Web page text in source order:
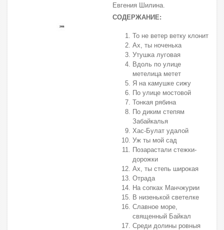
Евгения Шилина.
СОДЕРЖАНИЕ:
То не ветер ветку клонит
Ах, ты ноченька
Утушка луговая
Вдоль по улице
метелица метет
Я на камушке сижу
По улице мостовой
Тонкая рябина
По диким степям
Забайкалья
Хас-Булат удалой
Уж ты мой сад
Позарастали стежки-
дорожки
Ах, ты степь широкая
Отрада
На сопках Манчжурии
В низенькой светелке
Славное море,
священный Байкал
Среди долины ровныя